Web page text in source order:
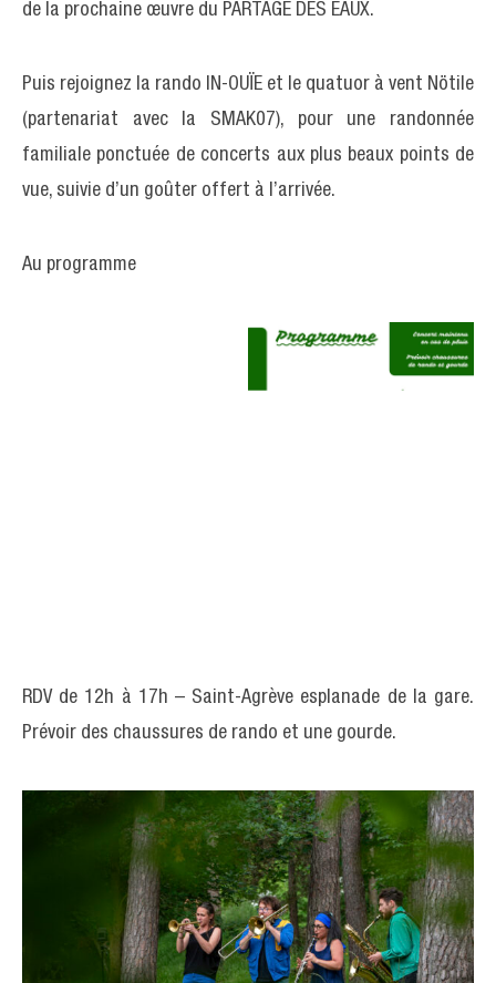
de la prochaine œuvre du PARTAGE DES EAUX.
Puis rejoignez la rando IN-OUÏE et le quatuor à vent Nötile
(partenariat avec la SMAK07), pour une randonnée
familiale ponctuée de concerts aux plus beaux points de
vue, suivie d’un goûter offert à l’arrivée.
Au programme
RDV de 12h à 17h – Saint-Agrève esplanade de la gare.
Prévoir des chaussures de rando et une gourde.